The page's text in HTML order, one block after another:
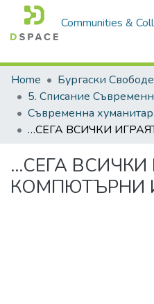
Communities &
Home
…СЕГА ВСИЧКИ
КОМПЮТЪРНИ